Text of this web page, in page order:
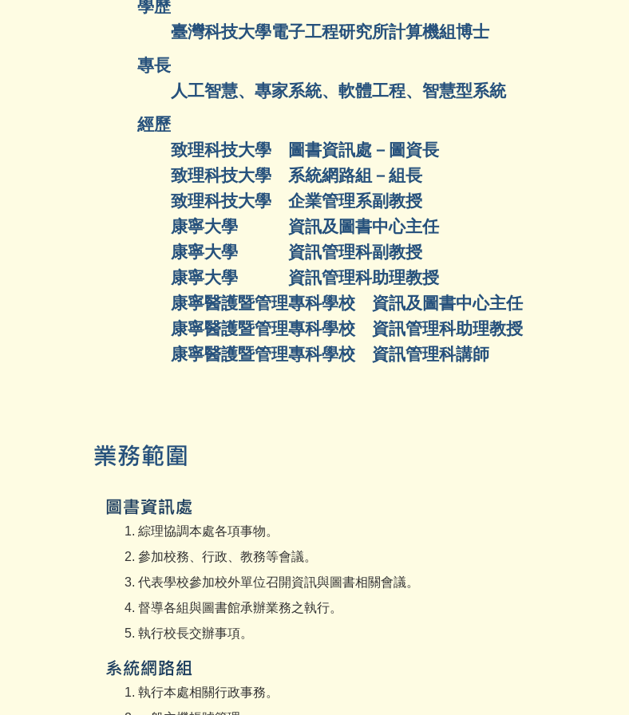
學歷
臺灣科技大學電子工程研究所計算機組博士
專長
人工智慧、專家系統、軟體工程、智慧型系統
經歷
致理科技大學 圖書資訊處－圖資長
致理科技大學 系統網路組－組長
致理科技大學 企業管理系副教授
康寧大學 資訊及圖書中心主任
康寧大學 資訊管理科副教授
康寧大學 資訊管理科助理教授
康寧醫護暨管理專科學校 資訊及圖書中心主任
康寧醫護暨管理專科學校 資訊管理科助理教授
康寧醫護暨管理專科學校 資訊管理科講師
綜理協調本處各項事物。
參加校務、行政、教務等會議。
代表學校參加校外單位召開資訊與圖書相關會議。
督導各組與圖書館承辦業務之執行。
執行校長交辦事項。
執行本處相關行政事務。